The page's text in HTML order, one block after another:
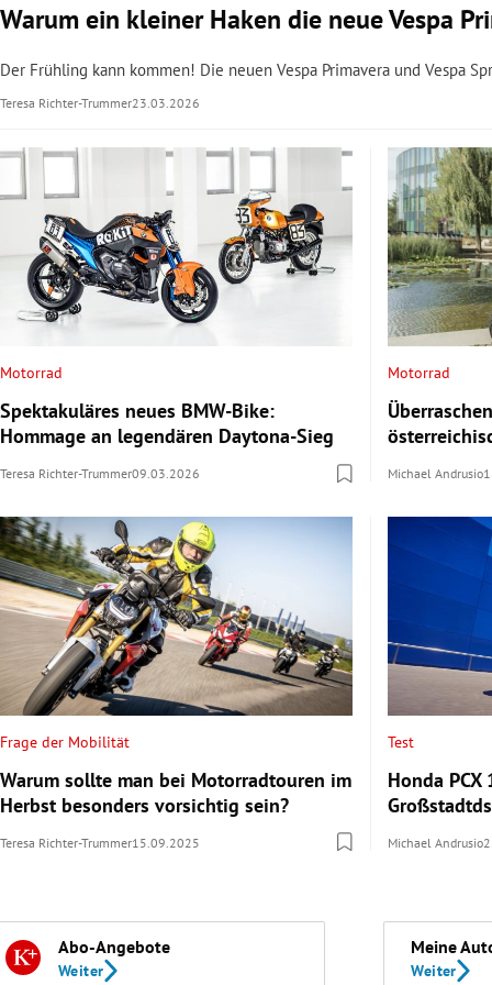
Warum ein kleiner Haken die neue Vespa
Der Frühling kann kommen! Die neuen Vespa Primavera und Vespa
Teresa Richter-Trummer23.03.2026
Motorrad
Spektakuläres neues BMW-Bike:
Hommage an legendären Daytona-Sieg
Teresa Richter-Trummer09.03.2026
Motorrad
Michael Andrusio
Frage der Mobilität
Warum sollte man bei Motorradtouren im
Herbst besonders vorsichtig sein?
Teresa Richter-Trummer15.09.2025
Test
Honda
Michael Andrusio
Abo-Angebote
Weiter
Meine
Weiter